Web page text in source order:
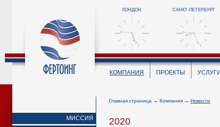
ЛОНДОН САНКТ-ПЕТЕРБУРГ
КОМПАНИЯ ПРОЕКТЫ
МИССИЯ
Главная страница → Компания → Новости
2020